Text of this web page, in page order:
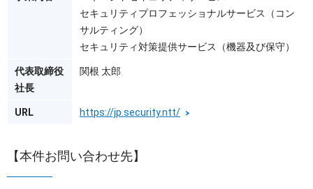
セキュリティプロフェッショナルサービス（コン
サルティング）
セキュリティ対策提供サービス（機器及び保守）
代表取締役
社長
関根 太郎
URL https://jp.security.ntt/
【本件お問い合わせ先】